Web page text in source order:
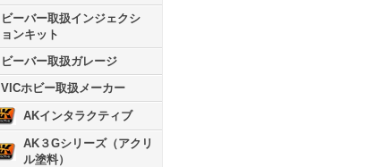
ビーバー取扱インジェクシ
ョンキット
ビーバー取扱ガレージ
VICホビー取扱メーカー
AKインタラクティブ
AK３Gシリーズ（アクリ
ル塗料）